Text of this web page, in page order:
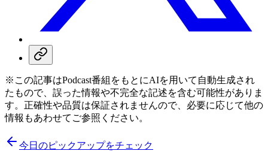
※この記事はPodcast番組をもとにAIを用いて自動生成され
たもので、誤った情報や不完全な記述を含む可能性がありま
す。正確性や品質は保証されませんので、必要に応じて他の
情報もあわせてご参照ください。
今日のピックアップをチェック